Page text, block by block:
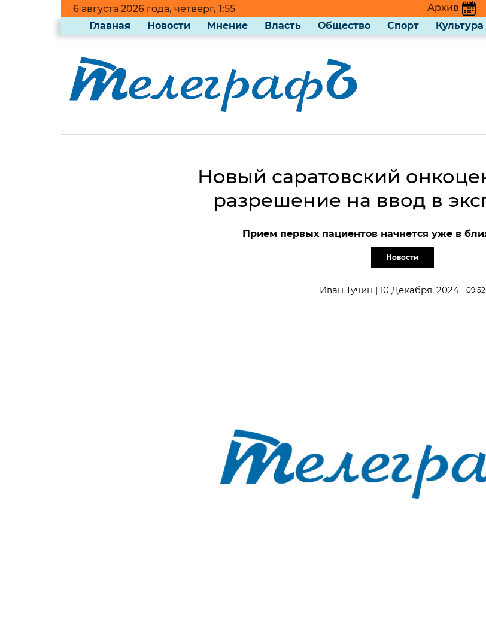
6 августа 2026 года, четверг, 1:55 Архив
Главная
Новости Мнение Власть Общество Спорт Культура
Новый саратовский
разрешение на ввод в
Прием первых пациентов начнется уже в
Новости
Иван Тучин | 10 Декабря, 2024 09:52